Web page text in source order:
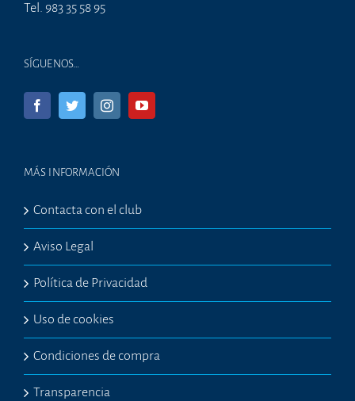
Tel. 983 35 58 95
SÍGUENOS…
MÁS INFORMACIÓN
Contacta con el club
Aviso Legal
Política de Privacidad
Uso de cookies
Condiciones de compra
Transparencia